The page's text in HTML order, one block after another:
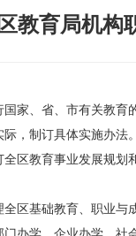
教育局机构
国家、省、市有关教育
，制订具体实施办法。
全区教育事业发展规划
全区基础教育、职业与